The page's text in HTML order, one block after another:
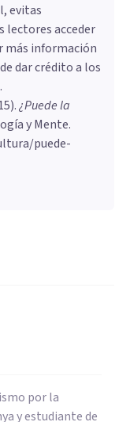
evitas
lectores acceder
más información
dar crédito a los
).¿Puede la
y Mente.
puede-
por la
y estudiante de